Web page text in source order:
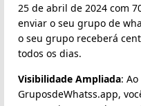
25 de abril de 2024 com
enviar o seu grupo de
o seu grupo receberá
todos os dias.
Visibilidade Ampliada:
GruposdeWhatss.app,